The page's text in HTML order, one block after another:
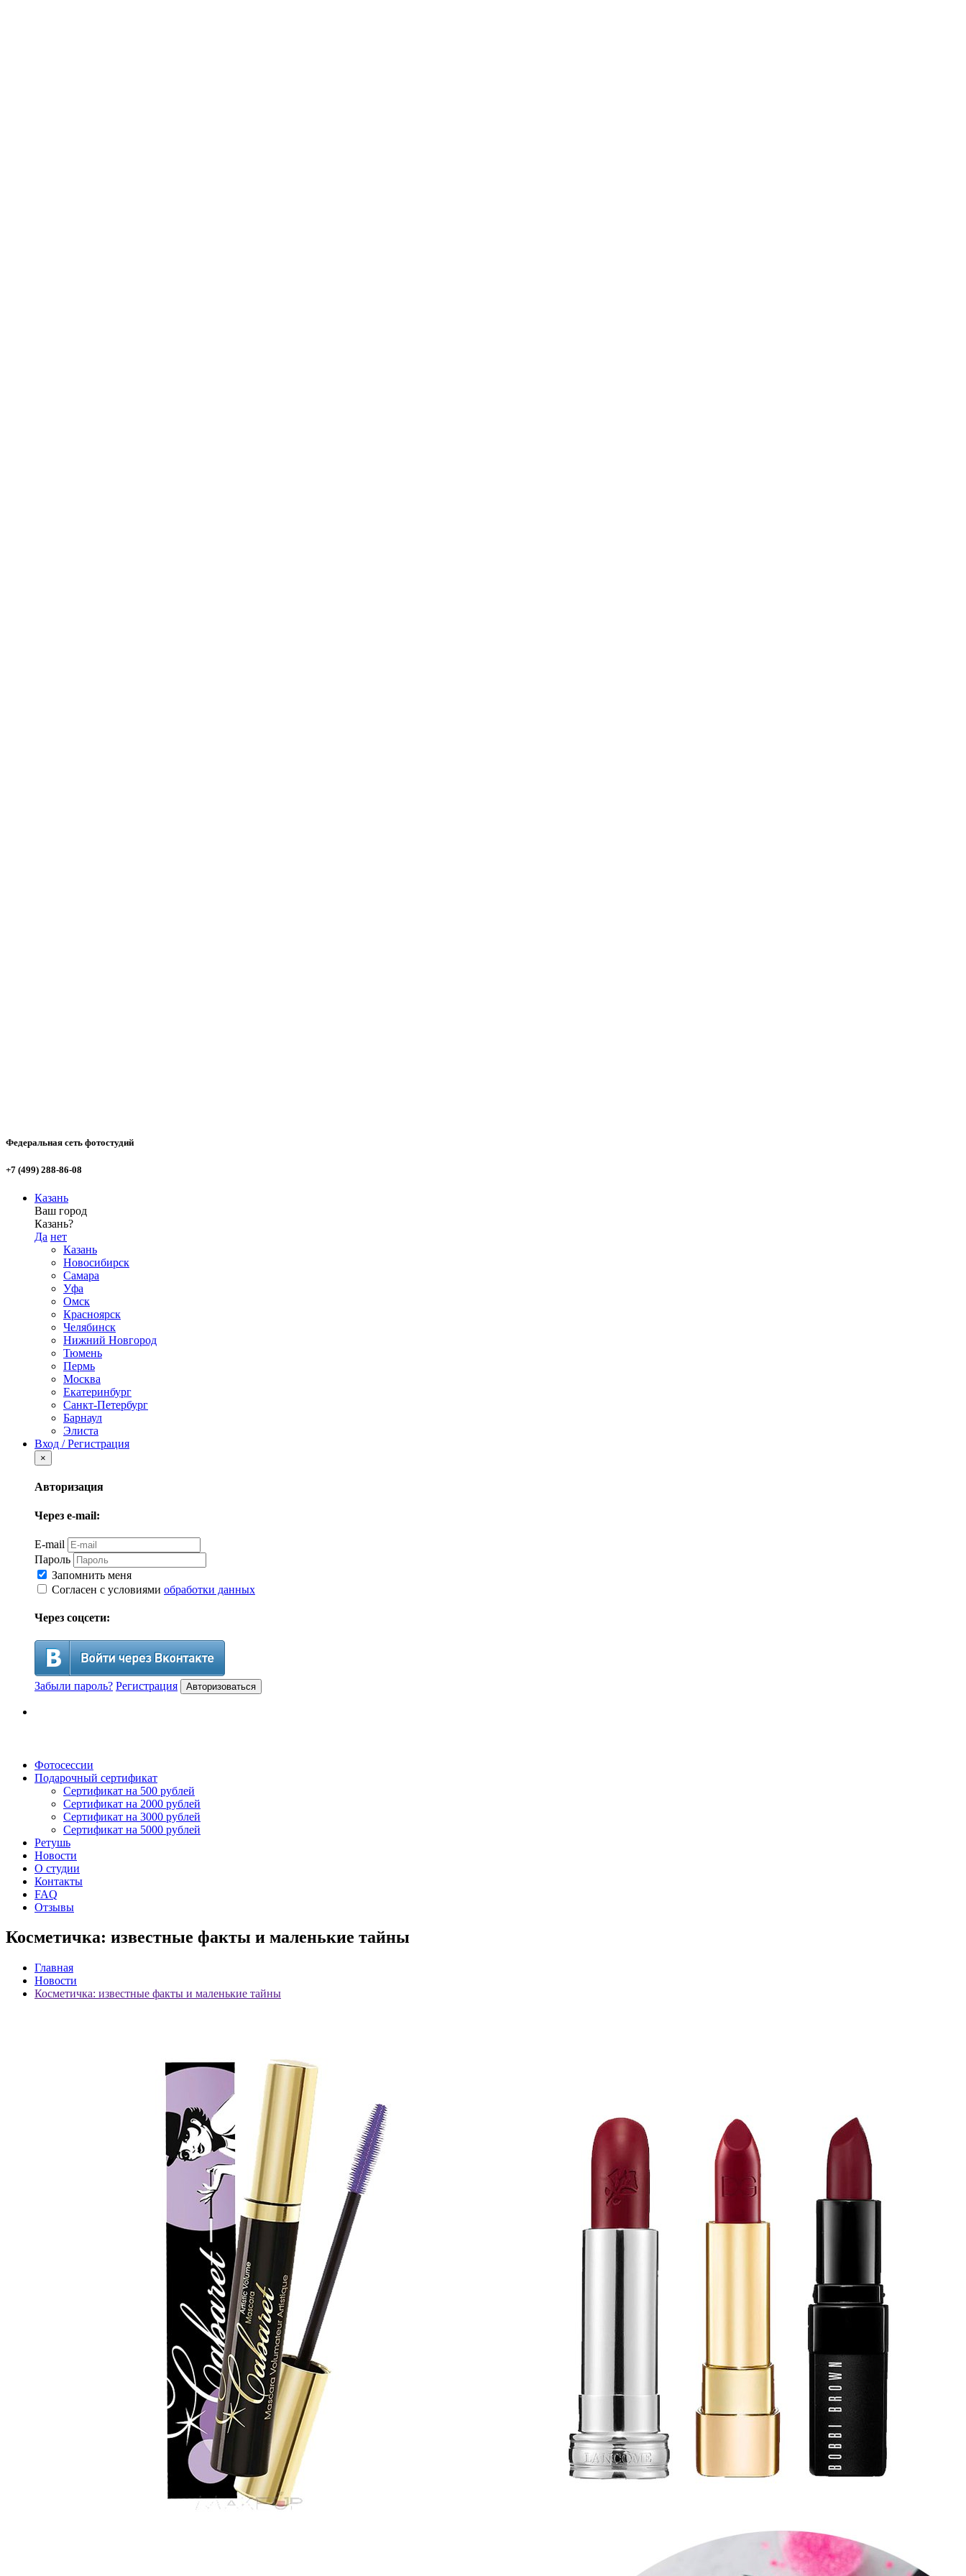
Федеральная сеть фотостудий
+7 (499) 288-86-08
Казань
Ваш город
Казань?
Да нет
Казань
Новосибирск
Самара
Уфа
Омск
Красноярск
Челябинск
Нижний Новгород
Тюмень
Пермь
Москва
Екатеринбург
Санкт-Петербург
Барнаул
Элиста
Вход / Регистрация
×
Авторизация
Через e-mail:
E-mail
Пароль
Запомнить меня
Согласен с условиями обработки данных
Через соцсети:
Забыли пароль? Регистрация Авторизоваться
Фотосессии
Подарочный сертификат
Сертификат на 500 рублей
Сертификат на 2000 рублей
Сертификат на 3000 рублей
Сертификат на 5000 рублей
Ретушь
Новости
О студии
Контакты
FAQ
Отзывы
Косметичка: известные факты и маленькие тайны
Главная
Новости
Косметичка: известные факты и маленькие тайны